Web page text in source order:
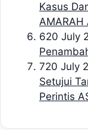
Kasus
AMARAH
620 July
720 July
Setujui
Perintis